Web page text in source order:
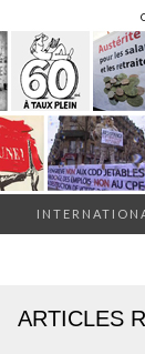
ARTICLES